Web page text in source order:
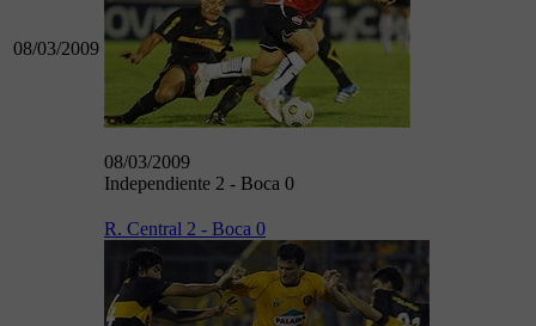
08/03/2009
08/03/2009
Independiente 2 - Boca 0
R. Central 2 - Boca 0